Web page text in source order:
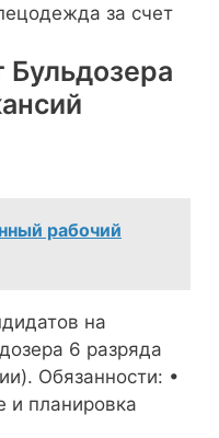
за счет
рабочий
на
6 разряда
Обязанности: •
и планировка